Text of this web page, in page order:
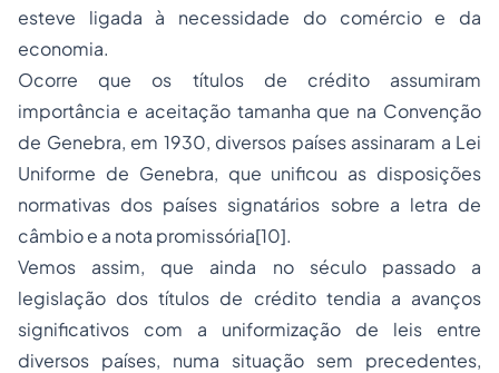
esteve ligada à necessidade do comércio e da
economia.
Ocorre que os títulos de crédito assumiram
importância e aceitação tamanha que na Convenção
de Genebra, em 1930, diversos países assinaram a Lei
Uniforme de Genebra, que unificou as disposições
normativas dos países signatários sobre a letra de
câmbio e a nota promissória[10].
Vemos assim, que ainda no século passado a
legislação dos títulos de crédito tendia a avanços
significativos com a uniformização de leis entre
diversos países, numa situação sem precedentes,